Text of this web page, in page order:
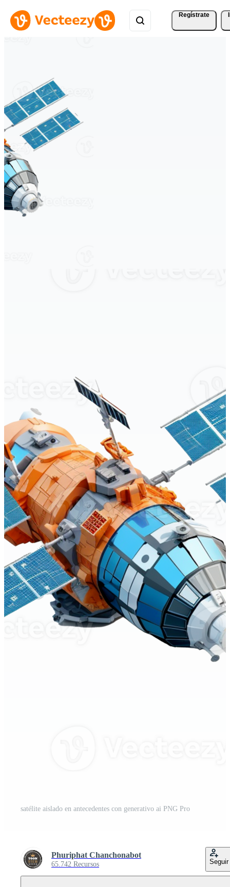
Regístrate
satélite aislado en antecedentes con generativo ai PNG Pro
Phuriphat Chanchonabot
65.742 Recursos Seguir